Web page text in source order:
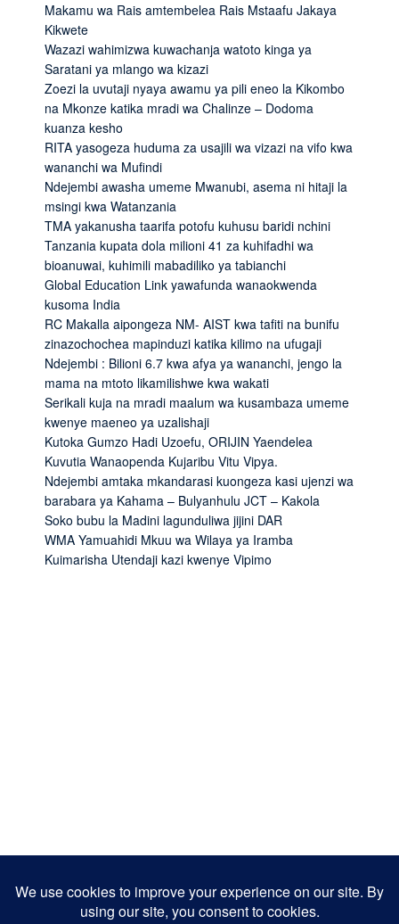
Makamu wa Rais amtembelea Rais Mstaafu Jakaya
Kikwete
Wazazi wahimizwa kuwachanja watoto kinga ya
Saratani ya mlango wa kizazi
Zoezi la uvutaji nyaya awamu ya pili eneo la Kikombo
na Mkonze katika mradi wa Chalinze – Dodoma
kuanza kesho
RITA yasogeza huduma za usajili wa vizazi na vifo kwa
wananchi wa Mufindi
Ndejembi awasha umeme Mwanubi, asema ni hitaji la
msingi kwa Watanzania
TMA yakanusha taarifa potofu kuhusu baridi nchini
Tanzania kupata dola milioni 41 za kuhifadhi wa
bioanuwai, kuhimili mabadiliko ya tabianchi
Global Education Link yawafunda wanaokwenda
kusoma India
RC Makalla aipongeza NM- AIST kwa tafiti na bunifu
zinazochochea mapinduzi katika kilimo na ufugaji
Ndejembi : Bilioni 6.7 kwa afya ya wananchi, jengo la
mama na mtoto likamilishwe kwa wakati
Serikali kuja na mradi maalum wa kusambaza umeme
kwenye maeneo ya uzalishaji
Kutoka Gumzo Hadi Uzoefu, ORIJIN Yaendelea
Kuvutia Wanaopenda Kujaribu Vitu Vipya.
Ndejembi amtaka mkandarasi kuongeza kasi ujenzi wa
barabara ya Kahama – Bulyanhulu JCT – Kakola
Soko bubu la Madini lagunduliwa jijini DAR
WMA Yamuahidi Mkuu wa Wilaya ya Iramba
Kuimarisha Utendaji kazi kwenye Vipimo